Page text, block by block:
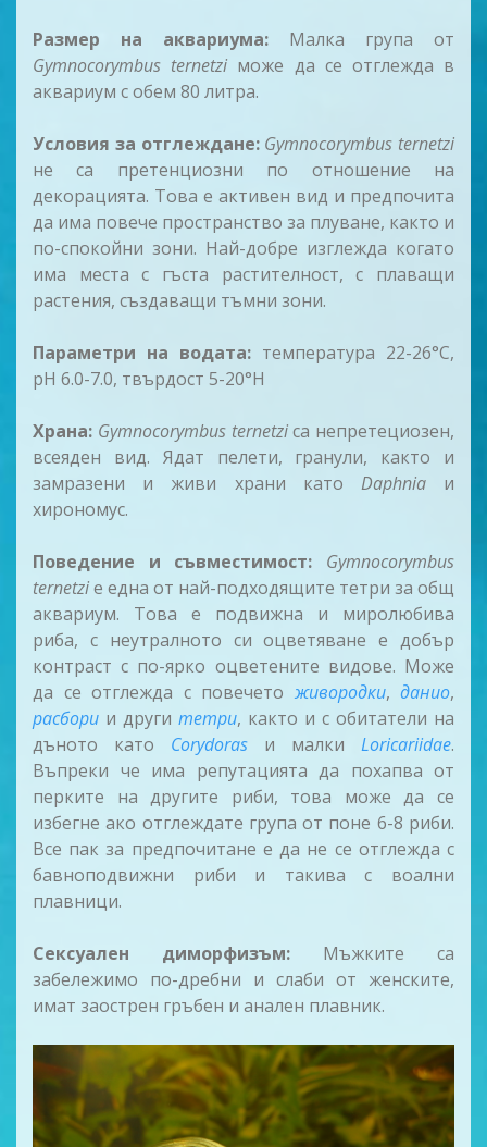
Размер на аквариума: Малка група от
Gymnocorymbus ternetzi може да се отглежда в
аквариум с обем 80 литра.
Условия за отглеждане: Gymnocorymbus ternetzi
не са претенциозни по отношение на
декорацията. Това е активен вид и предпочита
да има повече пространство за плуване, както и
по-спокойни зони. Най-добре изглежда когато
има места с гъста растителност, с плаващи
растения, създаващи тъмни зони.
Параметри на водата: температура 22-26°C,
pH 6.0-7.0, твърдост 5-20°H
Храна: Gymnocorymbus ternetziса непретециозен,
всеяден вид. Ядат пелети, гранули, както и
замразени и живи храни като Daphniaи
хирономус.
Поведение и съвместимост:
Gymnocorymbus
ternetziе една от най-подходящите тетри за общ
аквариум. Това е подвижна и миролюбива
риба, с неутралното си оцветяване е добър
контраст с по-ярко оцветените видове. Може
да се отглежда с повечетоживородки, данио,
расбори и други тетри, както и с обитатели на
дъното като Corydoras и малки Loricariidae.
Въпреки че има репутацията да похапва от
перките на другите риби, това може да се
избегне ако отглеждате група от поне 6-8 риби.
Все пак за предпочитане е да не се отглежда с
бавноподвижни риби и такива с воални
плавници.
Сексуален диморфизъм: Мъжките са
забележимо по-дребни и слаби от женските,
имат заострен гръбен и анален плавник.